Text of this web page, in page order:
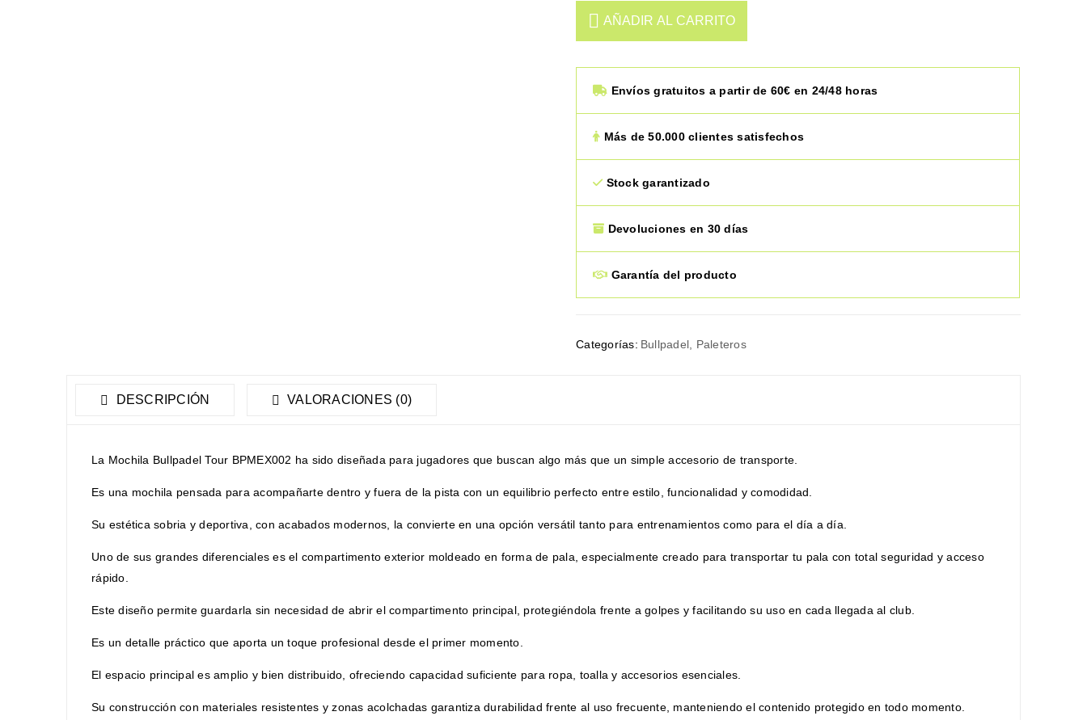
AÑADIR AL CARRITO
Envíos gratuitos a partir de 60€ en 24/48 horas
Más de 50.000 clientes satisfechos
Stock garantizado
Devoluciones en 30 días
Garantía del producto
Categorías: Bullpadel Paleteros
DESCRIPCIÓN VALORACIONES (0)
La Mochila Bullpadel Tour BPMEX002 ha sido diseñada para jugadores que buscan algo más que un simple accesorio de transporte.
Es una mochila pensada para acompañarte dentro y fuera de la pista con un equilibrio perfecto entre estilo, funcionalidad y comodidad.
Su estética sobria y deportiva, con acabados modernos, la convierte en una opción versátil tanto para entrenamientos como para el día a día.
Uno de sus grandes diferenciales es el compartimento exterior moldeado en forma de pala, especialmente creado para transportar tu pala con total seguridad y acceso
rápido.
Este diseño permite guardarla sin necesidad de abrir el compartimento principal, protegiéndola frente a golpes y facilitando su uso en cada llegada al club.
Es un detalle práctico que aporta un toque profesional desde el primer momento.
El espacio principal es amplio y bien distribuido, ofreciendo capacidad suficiente para ropa, toalla y accesorios esenciales.
Su construcción con materiales resistentes y zonas acolchadas garantiza durabilidad frente al uso frecuente, manteniendo el contenido protegido en todo momento.